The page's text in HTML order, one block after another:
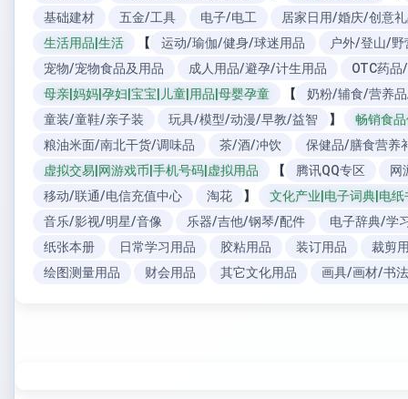
基础建材
五金/工具 电子/电工
居家日用/婚庆/创意
生活用品|生活
【 运动/瑜伽/健身/球迷用品
户外/登山/
宠物/宠物食品及用品
成人用品/避孕/计生用品
OTC药
母亲|妈妈|孕妇|宝宝|儿童|用品|母婴孕童
【
奶粉/辅食/营养
童装/童鞋/亲子装
玩具/模型/动漫/早教/益智 】
畅销食
粮油米面/南北干货/调味品
茶/酒/冲饮
保健品/膳食营养
虚拟交易|网游戏币|手机号码|虚拟用品
【 腾讯QQ专区
网
移动/联通/电信充值中心
淘花 】
文化产业|电子词典|电
音乐/影视/明星/音像
乐器/吉他/钢琴/配件
电子辞典/学
纸张本册
日常学习用品 胶粘用品 装订用品
裁剪
绘图测量用品
财会用品 其它文化用品 画具/画材/书